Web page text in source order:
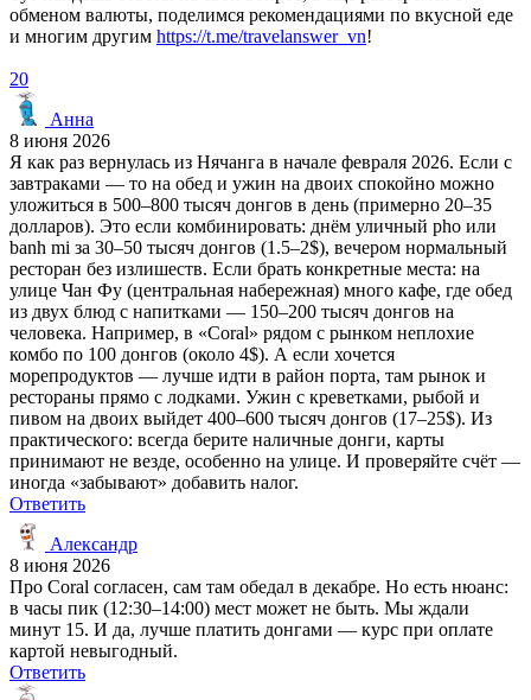
обменом валюты, поделимся рекомендациями по вкусной еде
и многим другим https://t.me/travelanswer_vn!
20
Анна
8 июня 2026
Я как раз вернулась из Нячанга в начале февраля 2026. Если с
завтраками — то на обед и ужин на двоих спокойно можно
уложиться в 500–800 тысяч донгов в день (примерно 20–35
долларов). Это если комбинировать: днём уличный pho или
banh mi за 30–50 тысяч донгов (1.5–2$), вечером нормальный
ресторан без излишеств. Если брать конкретные места: на
улице Чан Фу (центральная набережная) много кафе, где обед
из двух блюд с напитками — 150–200 тысяч донгов на
человека. Например, в «Coral» рядом с рынком неплохие
комбо по 100 донгов (около 4$). А если хочется
морепродуктов — лучше идти в район порта, там рынок и
рестораны прямо с лодками. Ужин с креветками, рыбой и
пивом на двоих выйдет 400–600 тысяч донгов (17–25$). Из
практического: всегда берите наличные донги, карты
принимают не везде, особенно на улице. И проверяйте счёт —
иногда «забывают» добавить налог.
Ответить
Александр
8 июня 2026
Про Coral согласен, сам там обедал в декабре. Но есть нюанс:
в часы пик (12:30–14:00) мест может не быть. Мы ждали
минут 15. И да, лучше платить донгами — курс при оплате
картой невыгодный.
Ответить